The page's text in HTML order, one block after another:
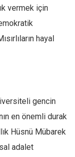
vermek için
hayal
gencin
en önemli durak
Hüsnü Mübarek
adalet